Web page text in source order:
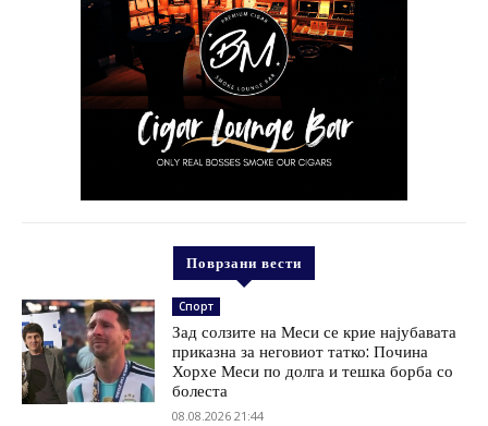
Поврзани вести
Спорт
Зад солзите на Меси се крие најубавата
приказна за неговиот татко: Почина
Хорхе Меси по долга и тешка борба со
болеста
08.08.2026 21:44